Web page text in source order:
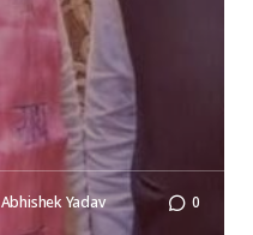
Abhishek Yadav 0